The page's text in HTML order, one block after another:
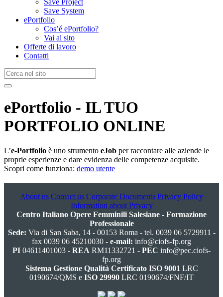
Save Project
Save System
ePortfolio
Cos’é ePortfolio?
Vai al sito
Offerte di lavoro
Contatti
ePortfolio - IL TUO
PORTFOLIO ONLINE
L’e-Portfolio è uno strumento eJob per raccontare alle aziende le
proprie esperienze e dare evidenza delle competenze acquisite.
Scopri come funziona: demo utente
About us Contact us Corporate Documents Privacy Policy
Information about Privacy
Centro Italiano Opere Femminili Salesiane - Formazione
Professionale
Sede: Via di San Saba, 14 - 00153 Roma - tel. 0039 06 5729911 -
fax 0039 06 45210030 - e-mail: info@ciofs-fp.org
PI 04611401003 - REA RM11332721 - PEC info@pec.ciofs-
fp.org
Sistema Gestione Qualità Certificato ISO 9001 LRC
0190674/QMS e ISO 29990 LRC 0190674/FNF/IT